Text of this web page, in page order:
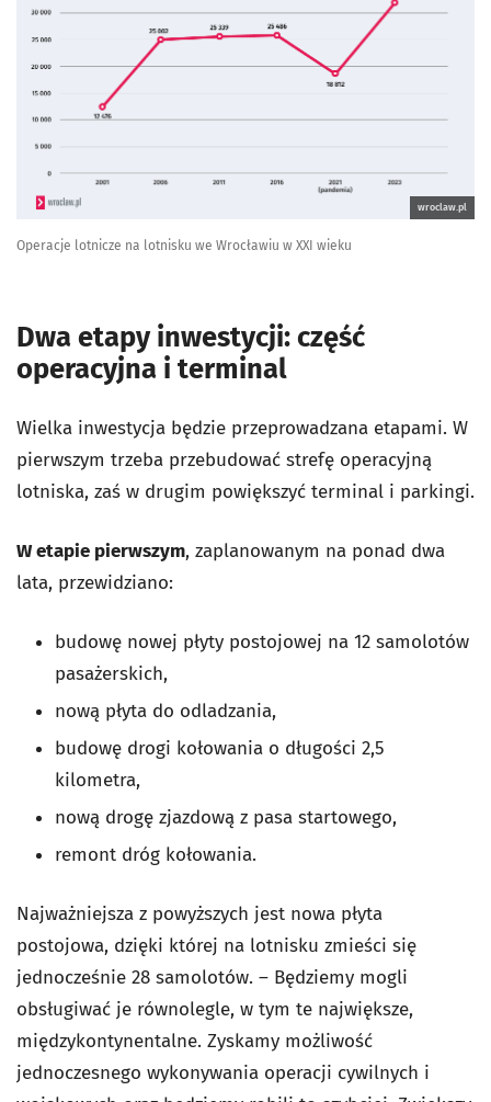
wroclaw.pl
Operacje lotnicze na lotnisku we Wrocławiu w XXI wieku
Dwa etapy inwestycji: część
operacyjna i terminal
Wielka inwestycja będzie przeprowadzana etapami. W
pierwszym trzeba przebudować strefę operacyjną
lotniska, zaś w drugim powiększyć terminal i parkingi.
W etapie pierwszym, zaplanowanym na ponad dwa
lata, przewidziano:
budowę nowej płyty postojowej na 12 samolotów
pasażerskich,
nową płyta do odladzania,
budowę drogi kołowania o długości 2,5
kilometra,
nową drogę zjazdową z pasa startowego,
remont dróg kołowania.
Najważniejsza z powyższych jest nowa płyta
postojowa, dzięki której na lotnisku zmieści się
jednocześnie 28 samolotów. – Będziemy mogli
obsługiwać je równolegle, w tym te największe,
międzykontynentalne. Zyskamy możliwość
jednoczesnego wykonywania operacji cywilnych i